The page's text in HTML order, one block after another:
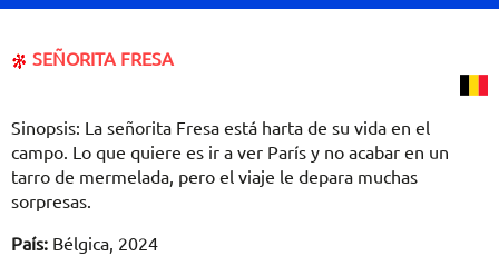
SEÑORITA FRESA
Sinopsis: La señorita Fresa está harta de su vida en el
campo. Lo que quiere es ir a ver París y no acabar en un
tarro de mermelada, pero el viaje le depara muchas
sorpresas.
País: Bélgica, 2024